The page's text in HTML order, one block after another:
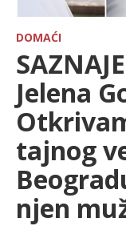
HRONIKA
FARMERI
TV
SPORT
LIFESTYLE
DOMAĆI
Jelena
tajnog
njen